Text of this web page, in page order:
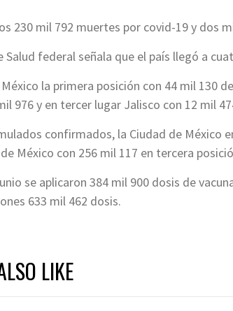
230 mil 792 muertes por covid-19 y dos
Salud federal señala que el país llegó a
México la primera posición con 44 mil 130
976 y en tercer lugar Jalisco con 12 mil
confirmados, la Ciudad de México
México con 256 mil 117 en tercera
se aplicaron 384 mil 900 dosis de
633 mil 462 dosis.
LIKE